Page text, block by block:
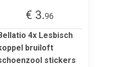
€ 3.96
4x Lesbisch
bruiloft
stickers